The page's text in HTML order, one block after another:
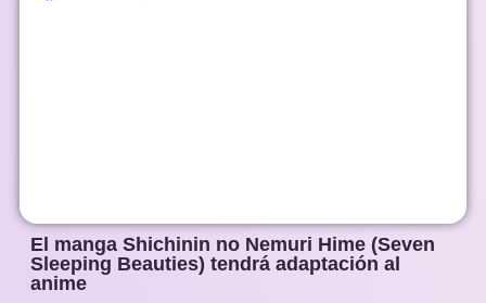
El manga Shichinin no Nemuri Hime (Seven
Sleeping Beauties) tendrá adaptación al
anime